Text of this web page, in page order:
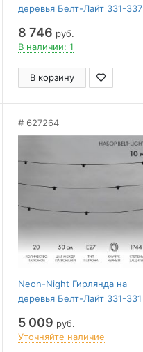
деревья Белт-Лайт 331-337
8 746 руб.
В наличии: 1
В корзину
627264
Neon-Night Гирлянда на
деревья Белт-Лайт 331-331
5 009 руб.
Уточняйте наличие